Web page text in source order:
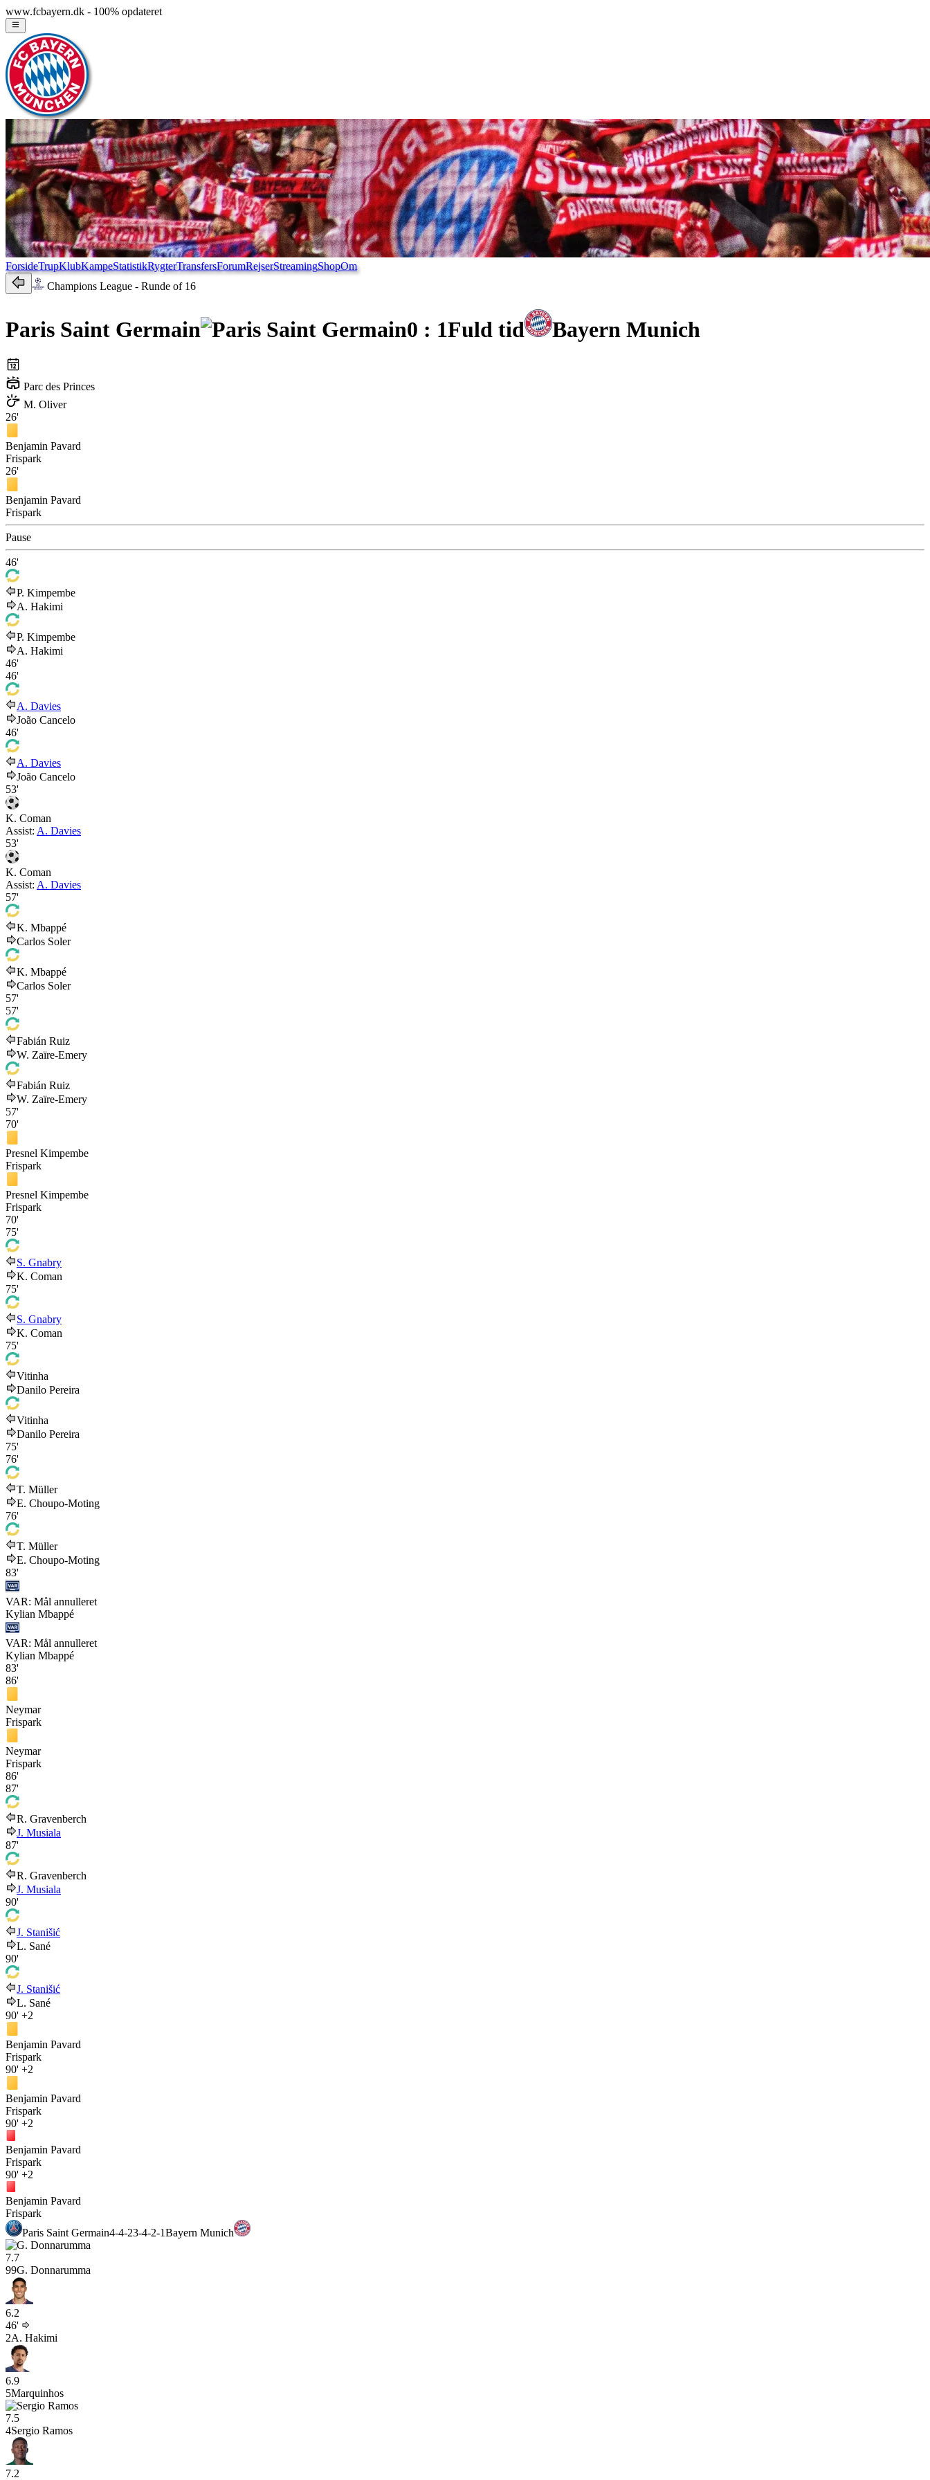
www.fcbayern.dk - 100% opdateret
ForsideTrupKlubKampeStatistikRygterTransfersForumRejserStreamingShopOm
Champions League - Runde of 16
Paris Saint Germain 0 : 1Fuld tid Bayern Munich
Parc des Princes
M. Oliver
26'
Benjamin Pavard
Frispark
26'
Benjamin Pavard
Frispark
Pause
46'
P. Kimpembe
A. Hakimi
P. Kimpembe
A. Hakimi
46'
46'
A. Davies
João Cancelo
46'
A. Davies
João Cancelo
53'
K. Coman
Assist: A. Davies
53'
K. Coman
Assist: A. Davies
57'
K. Mbappé
Carlos Soler
K. Mbappé
Carlos Soler
57'
57'
Fabián Ruiz
W. Zaïre-Emery
Fabián Ruiz
W. Zaïre-Emery
57'
70'
Presnel Kimpembe
Frispark
Presnel Kimpembe
Frispark
70'
75'
S. Gnabry
K. Coman
75'
S. Gnabry
K. Coman
75'
Vitinha
Danilo Pereira
Vitinha
Danilo Pereira
75'
76'
T. Müller
E. Choupo-Moting
76'
T. Müller
E. Choupo-Moting
83'
VAR: Mål annulleret
Kylian Mbappé
VAR: Mål annulleret
Kylian Mbappé
83'
86'
Neymar
Frispark
Neymar
Frispark
86'
87'
R. Gravenberch
J. Musiala
87'
R. Gravenberch
J. Musiala
90'
J. Stanišić
L. Sané
90'
J. Stanišić
L. Sané
90' +2
Benjamin Pavard
Frispark
90' +2
Benjamin Pavard
Frispark
90' +2
Benjamin Pavard
Frispark
90' +2
Benjamin Pavard
Frispark
Paris Saint Germain4-4-23-4-2-1Bayern Munich
7.7
99G. Donnarumma
6.2
46'
2A. Hakimi
6.9
5Marquinhos
7.5
4Sergio Ramos
7.2